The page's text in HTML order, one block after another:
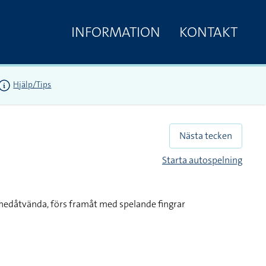
INFORMATION KONTAKT
Hjälp/Tips
Nästa tecken
Starta autospelning
förs framåt med spelande fingrar